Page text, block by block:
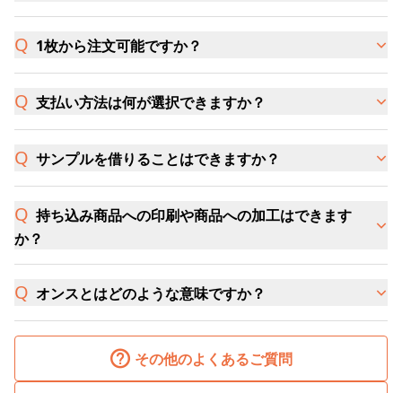
1枚から注文可能ですか？
支払い方法は何が選択できますか？
サンプルを借りることはできますか？
持ち込み商品への印刷や商品への加工はできます
か？
オンスとはどのような意味ですか？
その他のよくあるご質問